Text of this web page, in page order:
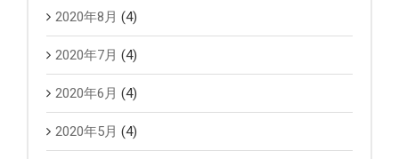
2020年8月 (4)
2020年7月 (4)
2020年6月 (4)
2020年5月 (4)